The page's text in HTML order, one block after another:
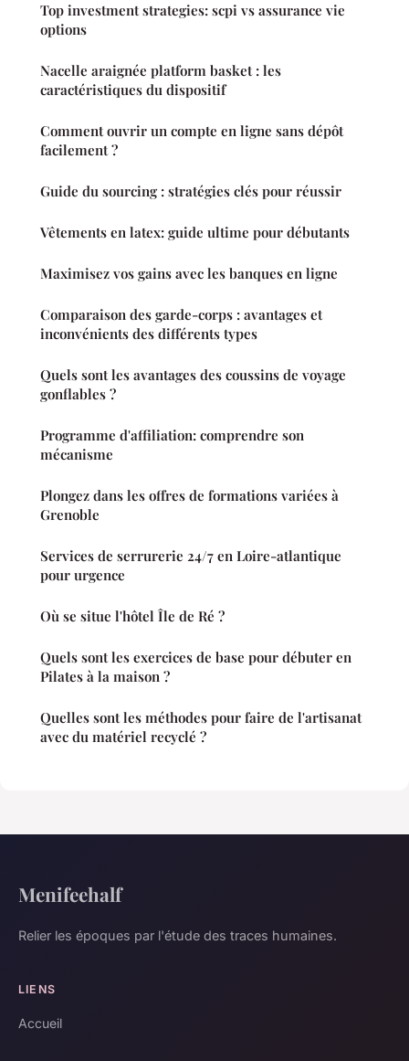
Top investment strategies: scpi vs assurance vie
options
Nacelle araignée platform basket : les
caractéristiques du dispositif
Comment ouvrir un compte en ligne sans dépôt
facilement ?
Guide du sourcing : stratégies clés pour réussir
Vêtements en latex: guide ultime pour débutants
Maximisez vos gains avec les banques en ligne
Comparaison des garde-corps : avantages et
inconvénients des différents types
Quels sont les avantages des coussins de voyage
gonflables ?
Programme d'affiliation: comprendre son
mécanisme
Plongez dans les offres de formations variées à
Grenoble
Services de serrurerie 24/7 en Loire-atlantique
pour urgence
Où se situe l'hôtel Île de Ré ?
Quels sont les exercices de base pour débuter en
Pilates à la maison ?
Quelles sont les méthodes pour faire de l'artisanat
avec du matériel recyclé ?
Menifeehalf
Relier les époques par l'étude des traces humaines.
LIENS
Accueil